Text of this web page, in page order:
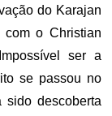
do Karajan
com o Christian
ser a
se passou no
descoberta